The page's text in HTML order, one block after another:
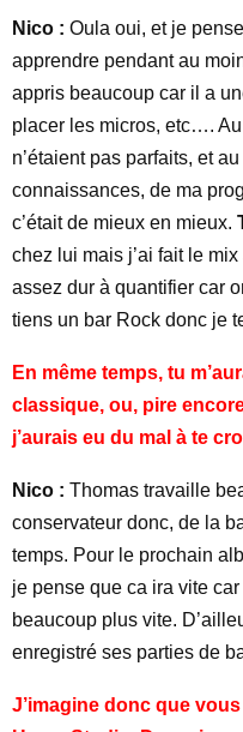
Nico : Oula oui, et je
apprendre pendant au
appris beaucoup car il a
placer les micros, etc….
n’étaient pas parfaits, et
connaissances, de ma
c’était de mieux en mieux.
chez lui mais j’ai fait le
assez dur à quantifier car
tiens un bar Rock donc je
En même temps, tu
classique, ou, pire
j’aurais eu du mal à te
Nico : Thomas travaille
conservateur donc, de la
temps. Pour le prochain
je pense que ca ira vite
beaucoup plus vite.
enregistré ses parties de
J’imagine donc que